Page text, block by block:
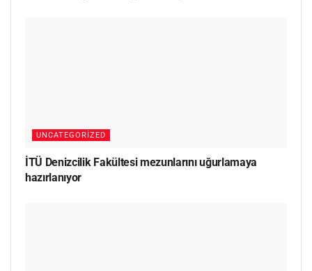
UNCATEGORIZED
İTÜ Denizcilik Fakültesi mezunlarını uğurlamaya
hazırlanıyor